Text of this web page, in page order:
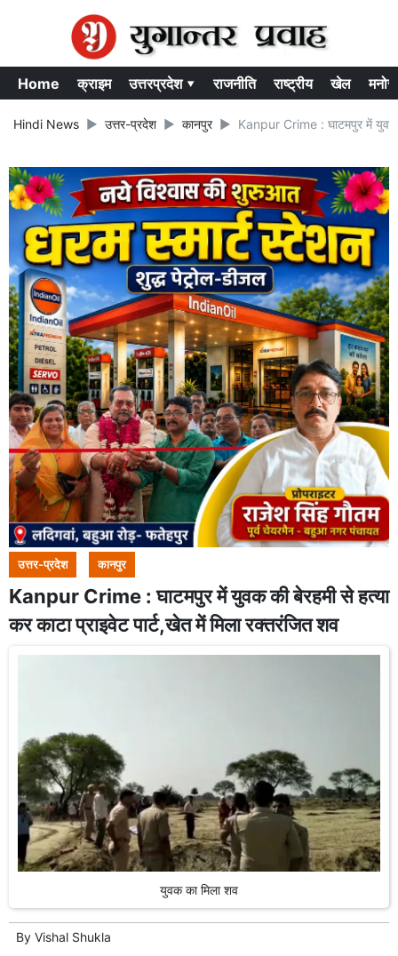
Home क्राइम उत्तरप्रदेश ▾ राजनीति राष्ट्रीय खेल
Hindi News उत्तर-प्रदेश कानपुर Kanpur Crime : घाटमपुर में युवक
उत्तर-प्रदेश कानपुर
Kanpur Crime : घाटमपुर में युवक की बेरहमी से हत्या
कर काटा प्राइवेट पार्ट,खेत में मिला रक्तरंजित शव
युवक का मिला शव
By Vishal Shukla